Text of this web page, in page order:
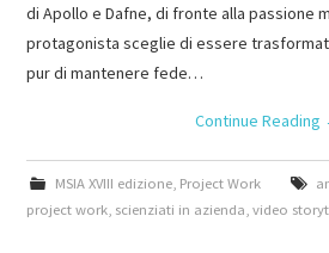
di Apollo e Dafne, di fronte alla passione
protagonista sceglie di essere
pur di mantenere fede…
Continue Reading
MSIA XVIII edizione, Project Work
project work scienziati in azienda ,video